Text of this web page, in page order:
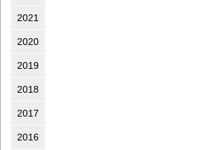
2021
2020
2019
2018
2017
2016